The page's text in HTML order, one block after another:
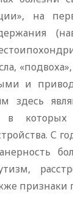
на
и
здесь
в которых
С